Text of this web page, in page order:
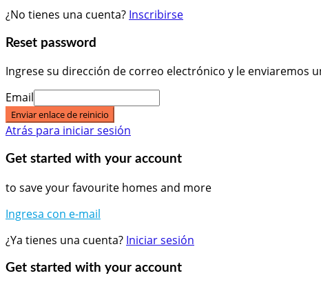
¿No tienes una cuenta? Inscribirse
Reset password
Ingrese su dirección de correo electrónico y le enviaremos
Email
Enviar enlace de reinicio
Atrás para iniciar sesión
Get started with your account
to save your favourite homes and more
Ingresa con e-mail
¿Ya tienes una cuenta? Iniciar sesión
Get started with your account